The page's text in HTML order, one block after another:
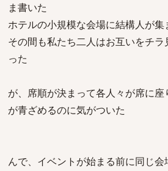
ま書いた
ホテルの小規模な会場に結構人が集
その間も私たち二人はお互いをチ
った
が、席順が決まって各人々が席に
が青ざめるのに気がついた
んで、イベントが始まる前に同じ